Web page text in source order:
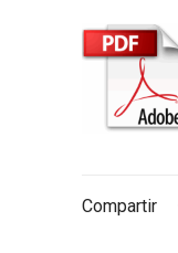
Compartir